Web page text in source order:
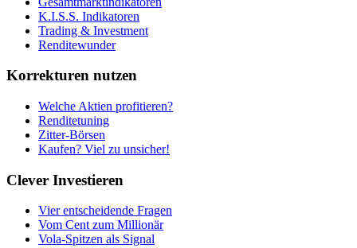
K.I.S.S. Indikatoren
Trading & Investment
Renditewunder
Korrekturen nutzen
Welche Aktien profitieren?
Renditetuning
Zitter-Börsen
Kaufen? Viel zu unsicher!
Clever Investieren
Vier entscheidende Fragen
Vom Cent zum Millionär
Vola-Spitzen als Signal